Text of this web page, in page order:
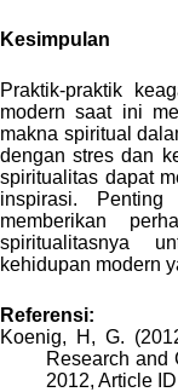
Kesimpulan
Praktik-praktik
modern saat ini
makna spiritual
dengan stres dan
spiritualitas dapat
inspirasi.
memberikan
spiritualitasnya
kehidupan modern
Referensi:
Koenig, H, G.
Research and
2012, Article